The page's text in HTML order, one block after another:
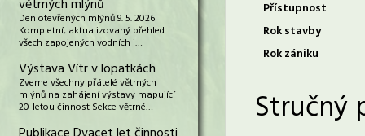
větrných mlýnů
Den otevřených mlýnů 9. 5. 2026
Kompletní, aktualizovaný přehled
všech zapojených vodních i…
Výstava Vítr v lopatkách
Zveme všechny přátelé větrných
mlýnů na zahájení výstavy mapující
20-letou činnost Sekce větrné…
Přístupnost
Rok stavby
Rok zániku
Stručný